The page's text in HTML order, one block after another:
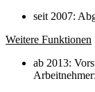
seit 2007:
Weitere Funktionen
ab 2013: